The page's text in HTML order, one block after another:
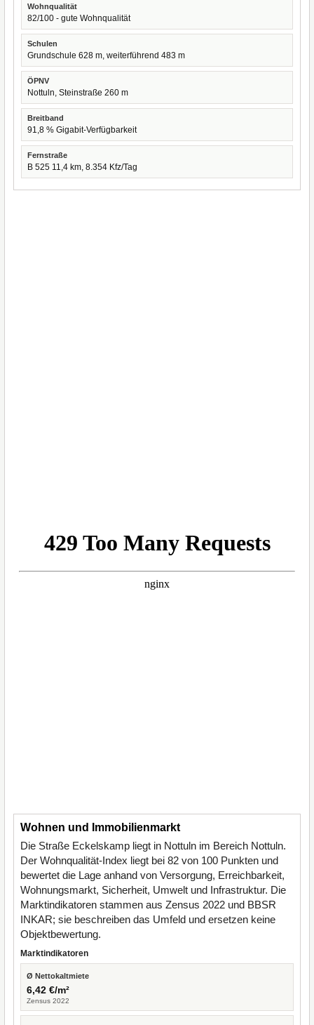
Wohnqualität
82/100 - gute Wohnqualität
Schulen
Grundschule 628 m, weiterführend 483 m
ÖPNV
Nottuln, Steinstraße 260 m
Breitband
91,8 % Gigabit-Verfügbarkeit
Fernstraße
B 525 11,4 km, 8.354 Kfz/Tag
Wohnen und Immobilienmarkt
Die Straße Eckelskamp liegt in Nottuln im Bereich Nottuln.
Der Wohnqualität-Index liegt bei 82 von 100 Punkten und
bewertet die Lage anhand von Versorgung, Erreichbarkeit,
Wohnungsmarkt, Sicherheit, Umwelt und Infrastruktur. Die
Marktindikatoren stammen aus Zensus 2022 und BBSR
INKAR; sie beschreiben das Umfeld und ersetzen keine
Objektbewertung.
Marktindikatoren
Ø Nettokaltmiete
6,42 €/m²
Zensus 2022